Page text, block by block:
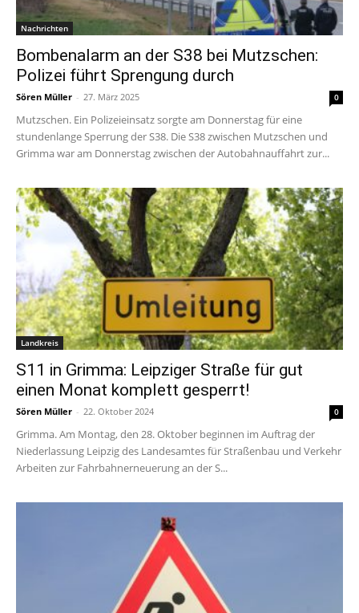
Nachrichten
Bombenalarm an der S38 bei Mutzschen:
Polizei führt Sprengung durch
Sören Müller - 27. März 2025 0
Mutzschen. Ein Polizeieinsatz sorgte am Donnerstag für eine
stundenlange Sperrung der S38. Die S38 zwischen Mutzschen und
Grimma war am Donnerstag zwischen der Autobahnauffahrt zur...
Landkreis
S11 in Grimma: Leipziger Straße für gut
einen Monat komplett gesperrt!
Sören Müller - 22. Oktober 2024 0
Grimma. Am Montag, den 28. Oktober beginnen im Auftrag der
Niederlassung Leipzig des Landesamtes für Straßenbau und Verkehr
Arbeiten zur Fahrbahnerneuerung an der S...